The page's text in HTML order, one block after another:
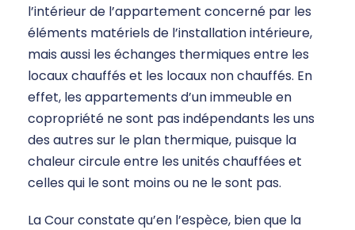
l’intérieur de l’appartement concerné par les
éléments matériels de l’installation intérieure,
mais aussi les échanges thermiques entre les
locaux chauffés et les locaux non chauffés. En
effet, les appartements d’un immeuble en
copropriété ne sont pas indépendants les uns
des autres sur le plan thermique, puisque la
chaleur circule entre les unités chauffées et
celles qui le sont moins ou ne le sont pas.
La Cour constate qu’en l’espèce, bien que la